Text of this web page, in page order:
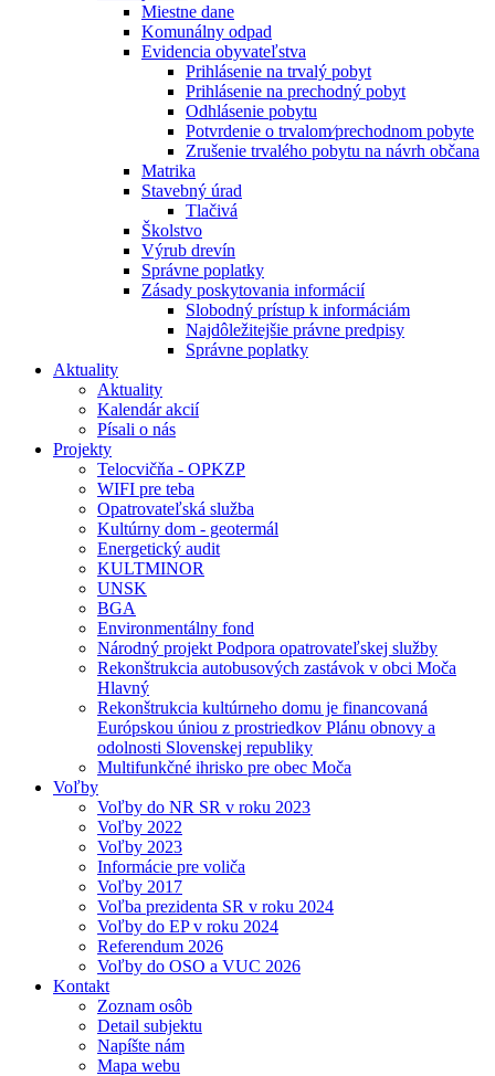
Miestne dane
Komunálny odpad
Evidencia obyvateľstva
Prihlásenie na trvalý pobyt
Prihlásenie na prechodný pobyt
Odhlásenie pobytu
Potvrdenie o trvalom⁄prechodnom pobyte
Zrušenie trvalého pobytu na návrh občana
Matrika
Stavebný úrad
Tlačivá
Školstvo
Výrub drevín
Správne poplatky
Zásady poskytovania informácií
Slobodný prístup k informáciám
Najdôležitejšie právne predpisy
Správne poplatky
Aktuality
Aktuality
Kalendár akcií
Písali o nás
Projekty
Telocvičňa - OPKZP
WIFI pre teba
Opatrovateľská služba
Kultúrny dom - geotermál
Energetický audit
KULTMINOR
UNSK
BGA
Environmentálny fond
Národný projekt Podpora opatrovateľskej služby
Rekonštrukcia autobusových zastávok v obci Moča
Hlavný
Rekonštrukcia kultúrneho domu je financovaná
Európskou úniou z prostriedkov Plánu obnovy a
odolnosti Slovenskej republiky
Multifunkčné ihrisko pre obec Moča
Voľby
Voľby do NR SR v roku 2023
Voľby 2022
Voľby 2023
Informácie pre voliča
Voľby 2017
Voľba prezidenta SR v roku 2024
Voľby do EP v roku 2024
Referendum 2026
Voľby do OSO a VUC 2026
Kontakt
Zoznam osôb
Detail subjektu
Napíšte nám
Mapa webu